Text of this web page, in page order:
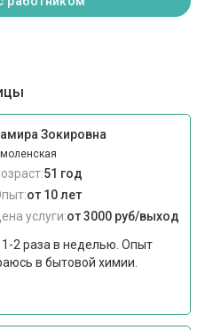
Зокировна
51 год
от 10 лет
Цена услуги:от 3000 руб/выход
2 раза в неделью. Опыт
в бытовой химии.